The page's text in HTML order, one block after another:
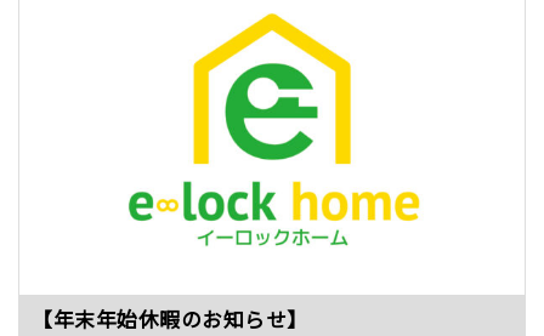
【年末年始休暇のお知らせ】